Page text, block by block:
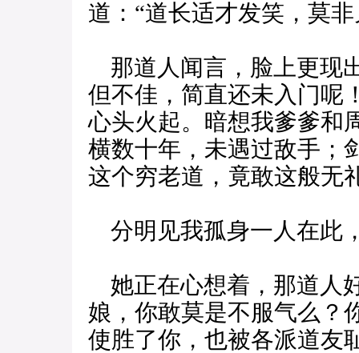
道：“道长适才发笑，莫
那道人闻言，脸上更现
但不佳，简直还未入门呢
心头火起。暗想我爹爹和
横数十年，未遇过敌手；
这个穷老道，竟敢这般无
分明见我孤身一人在此
她正在心想着，那道人
娘，你敢莫是不服气么？
使胜了你，也被各派道友